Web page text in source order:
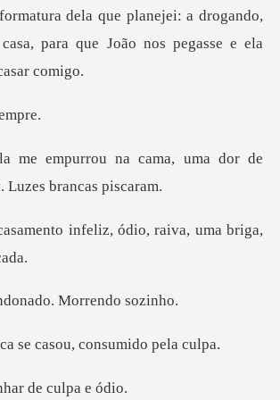
drogando,
para que João
a cama, uma dor de
nfeliz, ódio, raiva, uma b
Mo
ca se casou, con
de